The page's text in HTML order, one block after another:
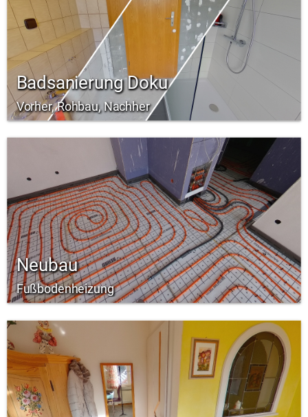
Badsanierung Doku
Vorher, Rohbau, Nachher
Neubau
Fußbodenheizung